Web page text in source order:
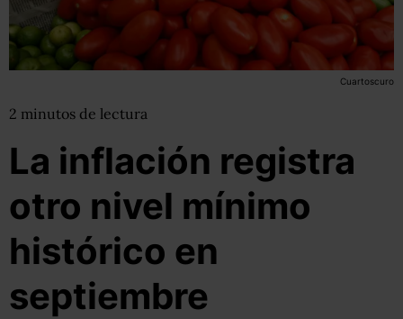
Cuartoscuro
2 minutos de lectura
La inflación registra
otro nivel mínimo
histórico en
septiembre